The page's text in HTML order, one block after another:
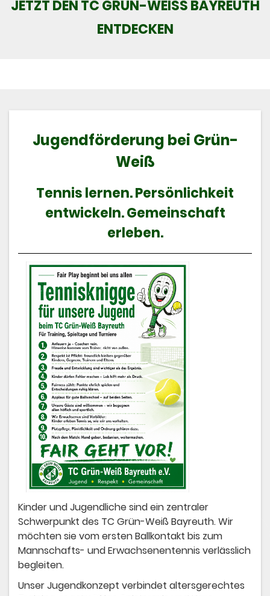
JETZT DEN TC GRÜN-WEISS BAYREUTH E
NTDECKEN
Jugendförderung bei Grün-
Weiß
Tennis lernen. Persönlichkeit
entwickeln. Gemeinschaft
erleben.
Kinder und Jugendliche sind ein zentraler
Schwerpunkt des TC Grün-Weiß Bayreuth. Wir
möchten sie vom ersten Ballkontakt bis zum
Mannschafts- und Erwachsenentennis verlässlich
begleiten.
Unser Jugendkonzept verbindet altersgerechtes